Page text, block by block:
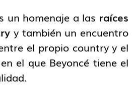
un homenaje a las raíces
y también un encuentro
el propio country y el
el que Beyoncé tiene el